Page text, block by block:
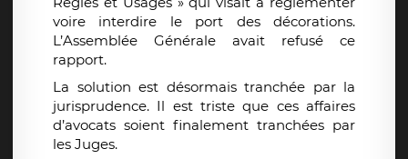
voire interdire le port des décorations.
L’Assemblée Générale avait refusé ce
rapport.
La solution est désormais tranchée par la
jurisprudence. Il est triste que ces affaires
d’avocats soient finalement tranchées par
les Juges.